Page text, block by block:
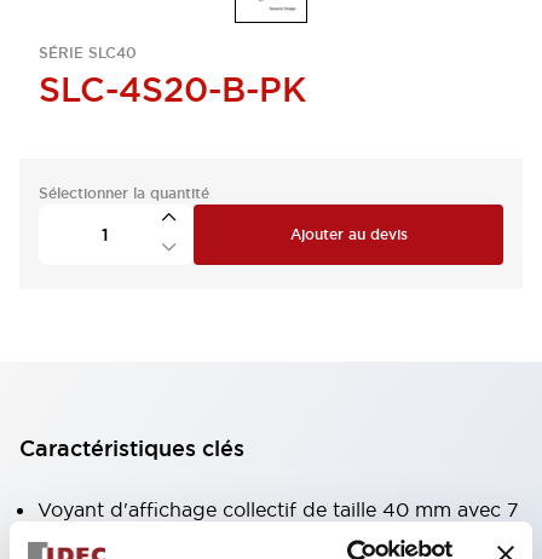
SÉRIE SLC40
SLC-4S20-B-PK
Sélectionner la quantité
Ajouter au devis
Caractéristiques clés
Voyant d'affichage collectif de taille 40 mm avec 7
types de surfaces lumineuses au choix.